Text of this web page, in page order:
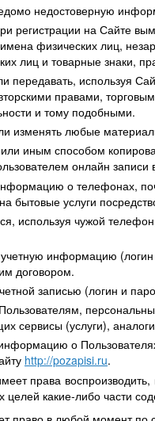
недостоверную
регистрации на Сайте
физических лиц,
лиц и товарные знаки,
передавать, используя
правами,
и тому подобными.
изменять любые
иным способом
онлайн
о телефонах,
бытовые услуги
используя чужой
информацию
договором.
записью (логин и
сервисы (услуги),
о
http://pozapisi.ru.
права
целей какие-либо части